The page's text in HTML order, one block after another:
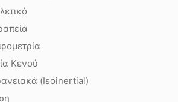
Κενού
(Isoinertial)